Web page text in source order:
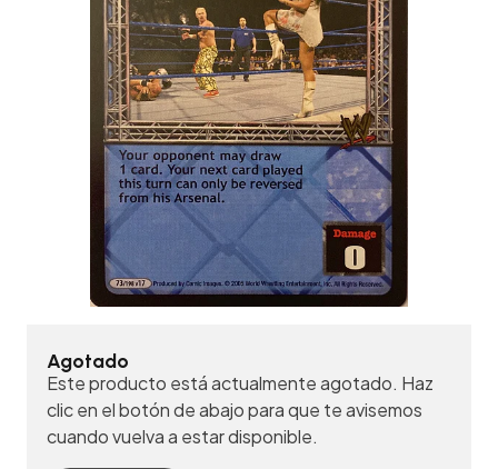
Agotado
Este producto está actualmente agotado. Haz
clic en el botón de abajo para que te avisemos
cuando vuelva a estar disponible.